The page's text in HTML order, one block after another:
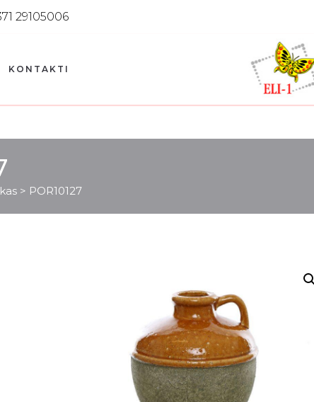
29105006
KONTAKTI
> POR10127